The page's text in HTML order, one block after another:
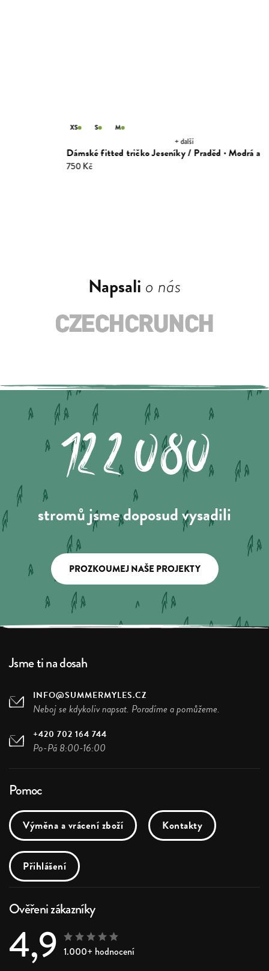
Dámské fitted tričko Jeseníky / Praděd · Modrá aloe
M
Napsali o nás
122.080
stromů jsme doposud vysadili
PROZKOUMEJ NAŠE PROJEKTY
Jsme ti na dosah
INFO@SUMMERMYLES.CZ
Neboj se kdykoliv napsat. Poradíme a pomůžeme.
+420 702 164 744
Po-Pá 8:00-16:00
Pomoc
Výměna a vrácení zboží Kontakty
Přihlášení
Ověřeni zákazníky
4,9 1.000+ hodnocení